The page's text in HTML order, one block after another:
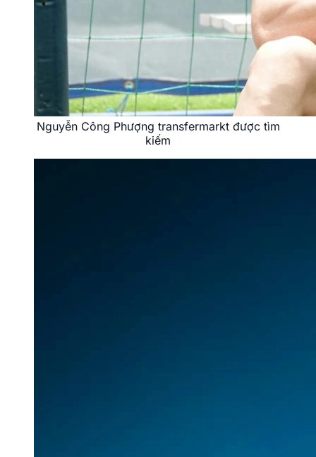
Nguyễn Công Phượng transfermarkt được tìm
kiếm